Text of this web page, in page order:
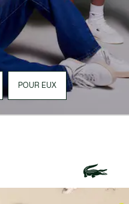
POUR EUX